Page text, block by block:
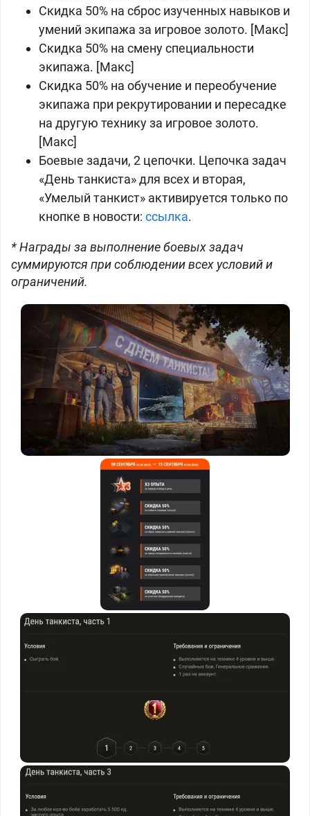
Скидка 50% на сброс изученных навыков и
умений экипажа за игровое золото. [Макс]
Скидка 50% на смену специальности
экипажа. [Макс]
Скидка 50% на обучение и переобучение
экипажа при рекрутировании и пересадке
на другую технику за игровое золото.
[Макс]
Боевые задачи, 2 цепочки. Цепочка задач
«День танкиста» для всех и вторая,
«Умелый танкист» активируется только по
кнопке в новости: ссылка.
* Награды за выполнение боевых задач
суммируются при соблюдении всех условий и
ограничений.